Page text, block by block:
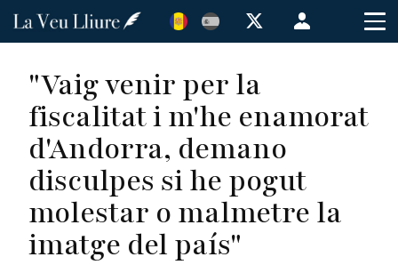
Vés
Menú
de
usuario
"Vaig venir per la
fiscalitat i m'he enamorat
d'Andorra, demano
disculpes si he pogut
molestar o malmetre la
imatge del país"